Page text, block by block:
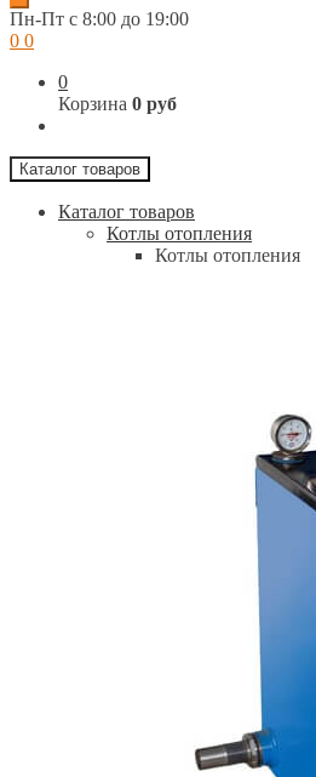
Пн-Пт c 8:00 до 19:00
0 0
0
Корзина 0 руб
Каталог товаров
Каталог товаров
Котлы отопления
Котлы отопления